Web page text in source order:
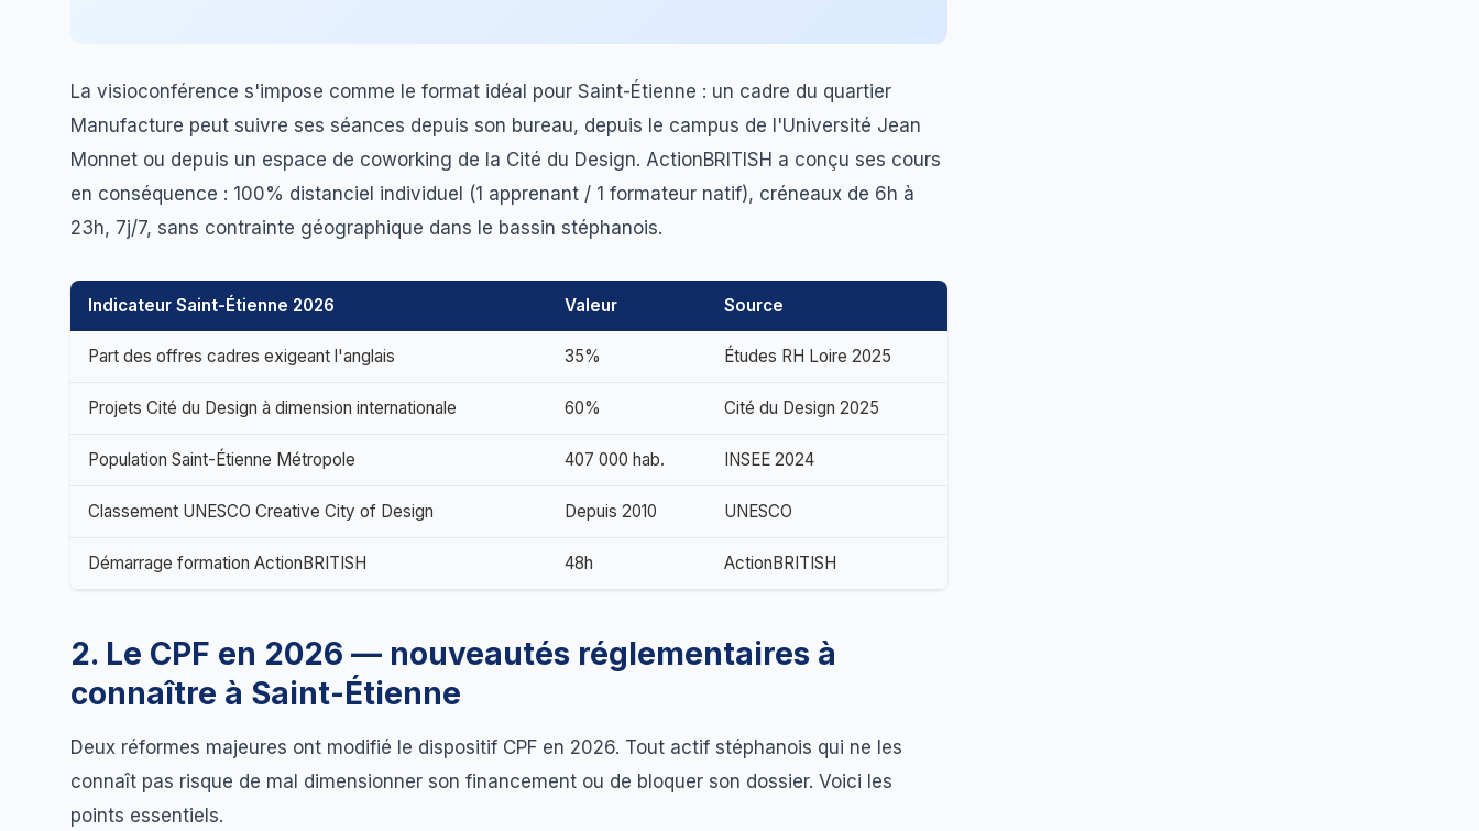
La visioconférence s'impose comme le format idéal pour Saint-Étienne : un cadre du quartier
Manufacture peut suivre ses séances depuis son bureau, depuis le campus de l'Université Jean
Monnet ou depuis un espace de coworking de la Cité du Design. ActionBRITISH a conçu ses cours
en conséquence : 100% distanciel individuel (1 apprenant / 1 formateur natif), créneaux de 6h à
23h, 7j/7, sans contrainte géographique dans le bassin stéphanois.
Indicateur Saint-Étienne 2026 Valeur Source
Part des offres cadres exigeant l'anglais 35% Études RH Loire 2025
Projets Cité du Design à dimension internationale 60% Cité du Design 2025
Population Saint-Étienne Métropole 407 000 hab. INSEE 2024
Classement UNESCO Creative City of Design Depuis 2010 UNESCO
Démarrage formation ActionBRITISH 48h ActionBRITISH
2. Le CPF en 2026 — nouveautés réglementaires à
connaître à Saint-Étienne
Deux réformes majeures ont modifié le dispositif CPF en 2026. Tout actif stéphanois qui ne les
connaît pas risque de mal dimensionner son financement ou de bloquer son dossier. Voici les
points essentiels.